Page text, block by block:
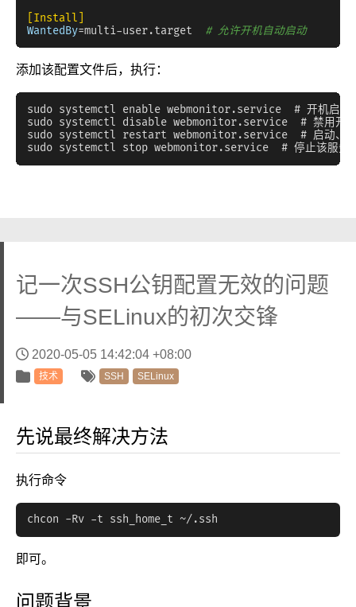
[Install]
WantedBy=multi-user.target # 允许开机自动启动
添加该配置文件后，执行：
sudo systemctl enable webmonitor.service  # 开机启动
sudo systemctl disable webmonitor.service  # 禁用开机
sudo systemctl restart webmonitor.service  # 启动、重
sudo systemctl stop webmonitor.service  # 停止该服务
记一次SSH公钥配置无效的问题
——与SELinux的初次交锋
2020-05-05 14:42:04 +08:00
技术 SSH SELinux
先说最终解决方法
执行命令
chcon -Rv -t ssh_home_t ~/.ssh
即可。
问题背景